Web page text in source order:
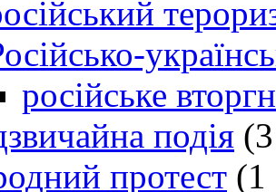
російське
подія
протест (1